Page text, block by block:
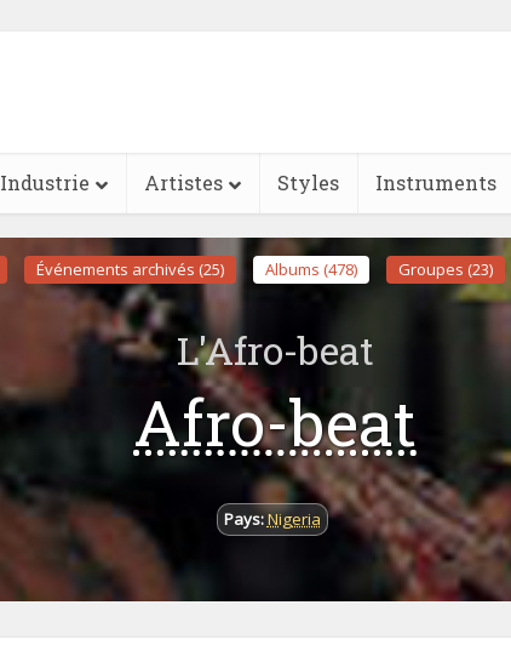
Industrie Artistes Styles Instruments
Événements archivés (25) Albums (478) Groupes (23)
L'Afro-beat
Afro-beat
Pays:Nigeria